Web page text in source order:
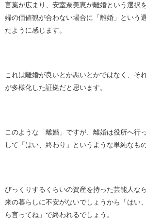
言葉が広まり、安室奈美恵が離婚という選択
婦の価値観が合わない場合に「離婚」という
たように感じます。
これは離婚が良いとか悪いとかではなく、そ
が多様化した証拠だと思います。
このような「離婚」ですが、離婚は役所へ行
して「はい、終わり」というような単純なも
びっくりするくらいの資産を持った芸能人な
来の暮らしに不安がないでしょうから「はい
ら言ってね」で終われるでしょう。